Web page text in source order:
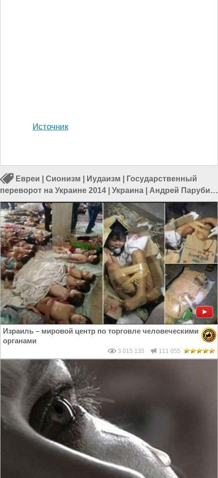
Источник
Евреи Сионизм Иудаизм
Государственный
переворот на Украине 2014
Украина
Андрей Парубий
|Александр Якименко
Израиль – мировой центр по торговле человеческими
органами
3 015 135 111 055